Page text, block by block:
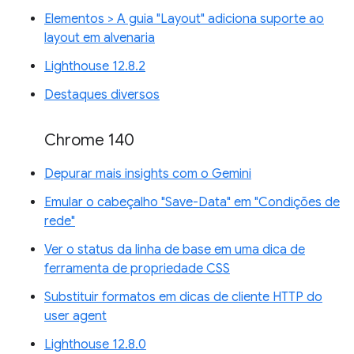
Elementos > A guia "Layout" adiciona suporte ao
layout em alvenaria
Lighthouse 12.8.2
Destaques diversos
Chrome 140
Depurar mais insights com o Gemini
Emular o cabeçalho "Save-Data" em "Condições de
rede"
Ver o status da linha de base em uma dica de
ferramenta de propriedade CSS
Substituir formatos em dicas de cliente HTTP do
user agent
Lighthouse 12.8.0